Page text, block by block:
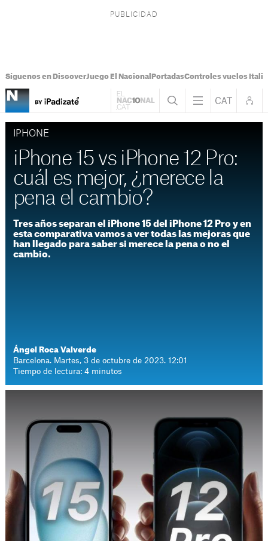
Síguenos en DiscoverJuego El Nacional PortadasControles vuelos Italia
IPHONE
iPhone 15 vs iPhone 12 Pro:
cuál es mejor, ¿merece la
pena el cambio?
Tres años separan el iPhone 15 del iPhone 12 Pro y en
esta comparativa vamos a ver todas las mejoras que
han llegado para saber si merece la pena o no el
cambio.
Ángel Roca Valverde
Barcelona. Martes, 3 de octubre de 2023. 12:01
Tiempo de lectura: 4 minutos